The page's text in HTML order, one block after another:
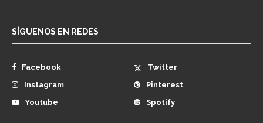
SÍGUENOS EN REDES
Facebook
Twitter
Instagram
Pinterest
Youtube
Spotify